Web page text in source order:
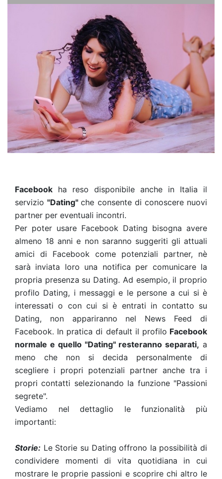
Facebook ha reso disponibile anche in Italia il
servizio"Dating"che consente di conoscere nuovi
partner per eventuali incontri.
Per poter usare Facebook Dating bisogna avere
almeno 18 anni e non saranno suggeriti gli attuali
amici di Facebook come potenziali partner, nè
sarà inviata loro una notifica per comunicare la
propria presenza su Dating. Ad esempio, il proprio
profilo Dating, i messaggi e le persone a cui si è
interessati o con cui si è entrati in contatto su
Dating, non appariranno nel News Feed di
Facebook. In pratica di default il profilo Facebook
normale e quello "Dating" resteranno separati, a
meno che non si decida personalmente di
scegliere i propri potenziali partner anche tra i
propri contatti selezionando la funzione "Passioni
segrete".
Vediamo nel dettaglio le funzionalità più
importanti:
Storie: Le Storie su Dating offrono la possibilità di
condividere momenti di vita quotidiana in cui
mostrare le proprie passioni e scoprire chi altro le